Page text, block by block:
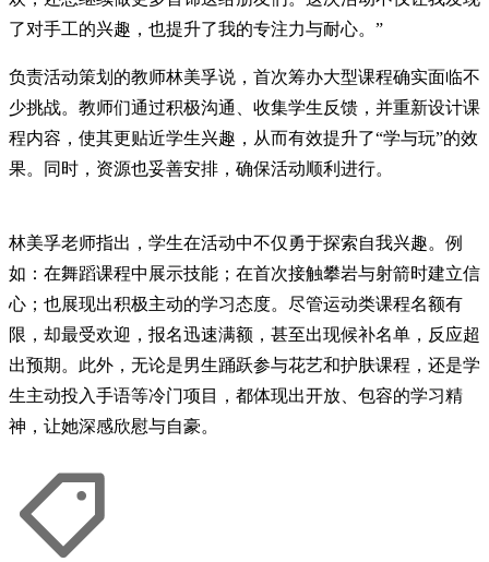
了对手工的兴趣，也提升了我的专注力与耐心。”
负责活动策划的教师林美孚说，首次筹办大型课程确实面临不
少挑战。教师们通过积极沟通、收集学生反馈，并重新设计课
程内容，使其更贴近学生兴趣，从而有效提升了“学与玩”的效
果。同时，资源也妥善安排，确保活动顺利进行。
林美孚老师指出，学生在活动中不仅勇于探索自我兴趣。例
如：在舞蹈课程中展示技能；在首次接触攀岩与射箭时建立信
心；也展现出积极主动的学习态度。尽管运动类课程名额有
限，却最受欢迎，报名迅速满额，甚至出现候补名单，反应超
出预期。此外，无论是男生踊跃参与花艺和护肤课程，还是学
生主动投入手语等冷门项目，都体现出开放、包容的学习精
神，让她深感欣慰与自豪。